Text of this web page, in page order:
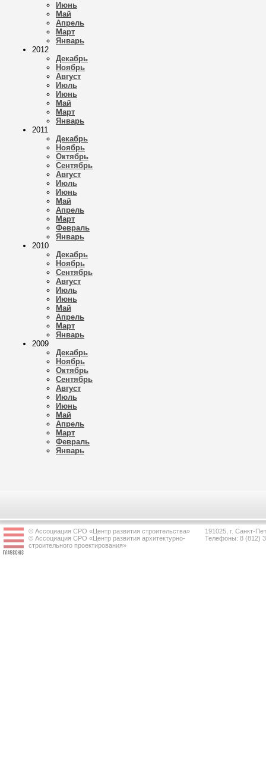
Июнь
Май
Апрель
Март
Январь
2012
Декабрь
Ноябрь
Август
Июль
Июнь
Май
Март
Январь
2011
Декабрь
Ноябрь
Октябрь
Сентябрь
Август
Июль
Июнь
Май
Апрель
Март
Февраль
Январь
2010
Декабрь
Ноябрь
Сентябрь
Август
Июль
Июнь
Май
Апрель
Март
Январь
2009
Декабрь
Ноябрь
Октябрь
Сентябрь
Август
Июль
Июнь
Май
Апрель
Март
Февраль
Январь
© Ассоциация СРО «Центр развития строительства»
© Ассоциация СРО «Центр развития архитектурно-
строительного проектирования»
191025, г. Санкт-
Телефоны: 8 (812)